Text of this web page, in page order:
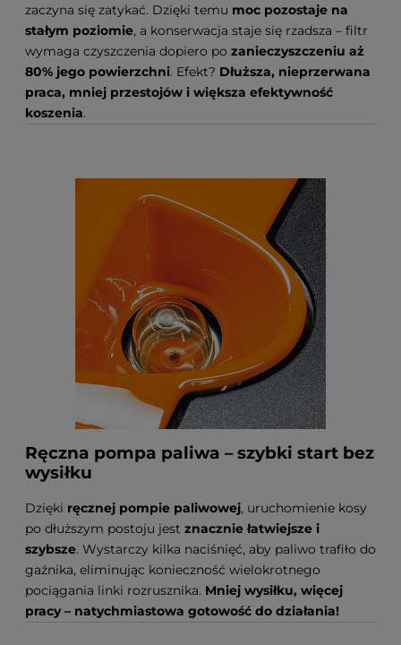
zaczyna się zatykać. Dzięki temu moc pozostaje na
stałym poziomie, a konserwacja staje się rzadsza – filtr
wymaga czyszczenia dopiero po zanieczyszczeniu aż
80% jego powierzchni. Efekt? Dłuższa, nieprzerwana
praca, mniej przestojów i większa efektywność
koszenia.
Ręczna pompa paliwa – szybki start bez
wysiłku
Dzięki ręcznej pompie paliwowej, uruchomienie kosy
po dłuższym postoju jest znacznie łatwiejsze i
szybsze. Wystarczy kilka naciśnięć, aby paliwo trafiło do
gaźnika, eliminując konieczność wielokrotnego
pociągania linki rozrusznika. Mniej wysiłku, więcej
pracy – natychmiastowa gotowość do działania!